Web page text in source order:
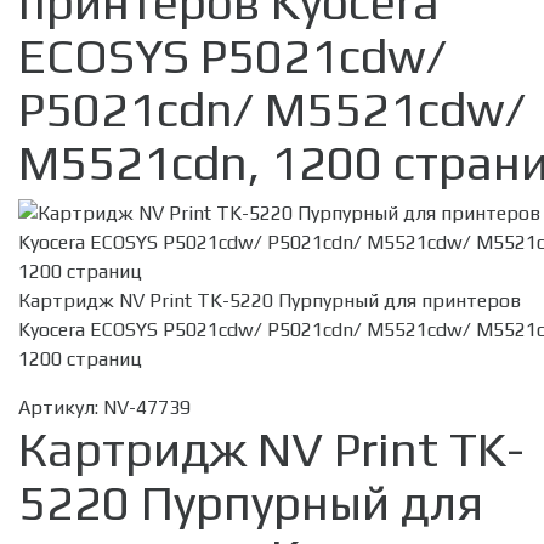
ECOSYS P5021cdw/
P5021cdn/ M5521cdw/
M5521cdn, 1200
Картридж NV Print TK-5220 Пурпурный для принтеров
Kyocera ECOSYS P5021cdw/ P5021cdn/ M5521cdw/
1200 страниц
Артикул: NV-47739
Картридж NV Print TK-
5220 Пурпурный для